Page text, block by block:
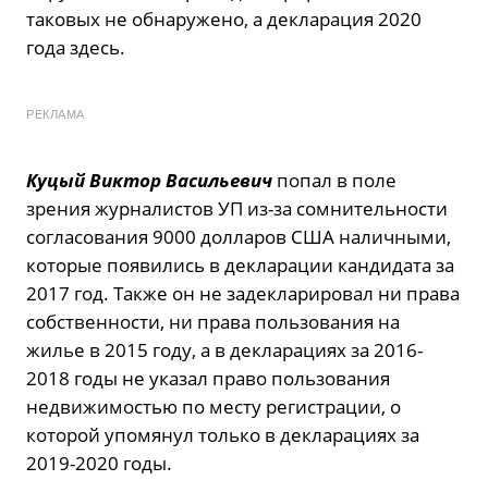
таковых не обнаружено, а декларация 2020
года здесь.
РЕКЛАМА
Куцый Виктор Васильевич попал в поле
зрения журналистов УП из-за сомнительности
согласования 9000 долларов США наличными,
которые появились в декларации кандидата за
2017 год. Также он не задекларировал ни права
собственности, ни права пользования на
жилье в 2015 году, а в декларациях за 2016-
2018 годы не указал право пользования
недвижимостью по месту регистрации, о
которой упомянул только в декларациях за
2019-2020 годы.